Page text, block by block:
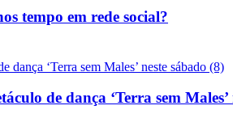
tempo em rede social?
de dança ‘Terra sem Males’